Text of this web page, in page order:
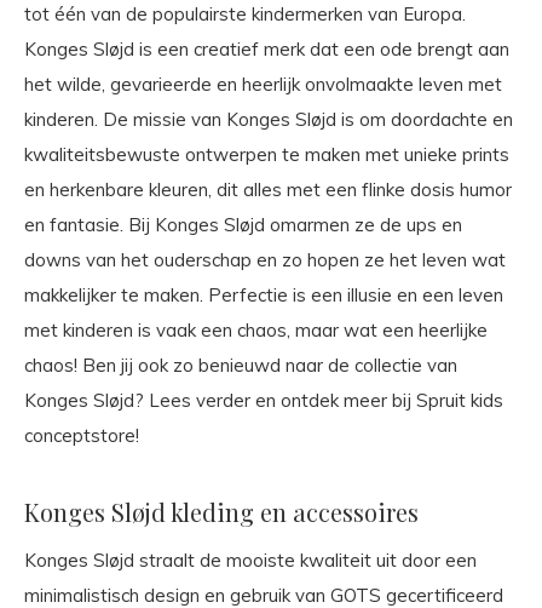
tot één van de populairste kindermerken van Europa.
Konges Sløjd is een creatief merk dat een ode brengt aan
het wilde, gevarieerde en heerlijk onvolmaakte leven met
kinderen. De missie van Konges Sløjd is om doordachte en
kwaliteitsbewuste ontwerpen te maken met unieke prints
en herkenbare kleuren, dit alles met een flinke dosis humor
en fantasie. Bij Konges Sløjd omarmen ze de ups en
downs van het ouderschap en zo hopen ze het leven wat
makkelijker te maken. Perfectie is een illusie en een leven
met kinderen is vaak een chaos, maar wat een heerlijke
chaos! Ben jij ook zo benieuwd naar de collectie van
Konges Sløjd? Lees verder en ontdek meer bij Spruit kids
conceptstore!
Konges Sløjd kleding en accessoires
Konges Sløjd straalt de mooiste kwaliteit uit door een
minimalistisch design en gebruik van GOTS gecertificeerd